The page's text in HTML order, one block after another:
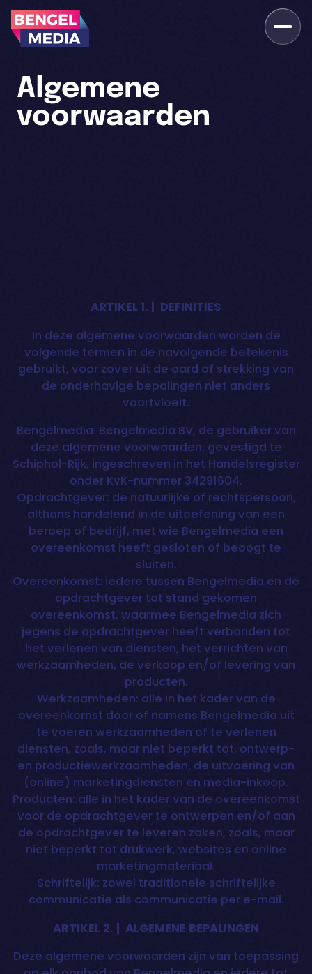
Algemene
voorwaarden
ARTIKEL 1. | DEFINITIES
In deze algemene voorwaarden worden de
volgende termen in de navolgende betekenis
gebruikt, voor zover uit de aard of strekking van
de onderhavige bepalingen niet anders
voortvloeit.
Bengelmedia: Bengelmedia BV, de gebruiker van
deze algemene voorwaarden, gevestigd te
Schiphol-Rijk, ingeschreven in het Handelsregister
onder KvK-nummer 34291604.
Opdrachtgever: de natuurlijke of rechtspersoon,
althans handelend in de uitoefening van een
beroep of bedrijf, met wie Bengelmedia een
overeenkomst heeft gesloten of beoogt te
sluiten.
Overeenkomst: iedere tussen Bengelmedia en de
opdrachtgever tot stand gekomen
overeenkomst, waarmee Bengelmedia zich
jegens de opdrachtgever heeft verbonden tot
het verlenen van diensten, het verrichten van
werkzaamheden, de verkoop en/of levering van
producten.
Werkzaamheden: alle in het kader van de
overeenkomst door of namens Bengelmedia uit
te voeren werkzaamheden of te verlenen
diensten, zoals, maar niet beperkt tot, ontwerp-
en productiewerkzaamheden, de uitvoering van
(online) marketingdiensten en media-inkoop.
Producten: alle in het kader van de overeenkomst
voor de opdrachtgever te ontwerpen en/of aan
de opdrachtgever te leveren zaken, zoals, maar
niet beperkt tot drukwerk, websites en online
marketingmateriaal.
Schriftelijk: zowel traditionele schriftelijke
communicatie als communicatie per e-mail.
ARTIKEL 2. | ALGEMENE BEPALINGEN
Deze algemene voorwaarden zijn van toepassing